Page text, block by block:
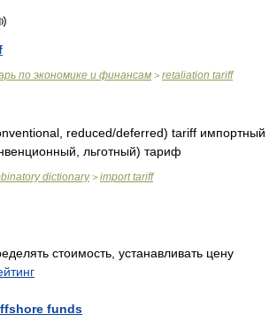
по экономике и финансам > retaliation tariff
reduced/deferred) tariff импортный
льготный) тариф
dictionary> import tariff
стоимость, устанавливать цену
funds